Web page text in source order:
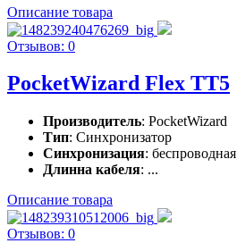
Описание товара
Отзывов: 0
PocketWizard Flex TT5
Производитель: PocketWizard
Тип: Синхронизатор
Синхронизация: беспроводная
Длинна кабеля: ...
Описание товара
Отзывов: 0